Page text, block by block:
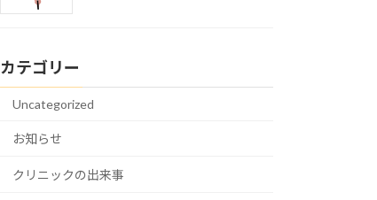
カテゴリー
Uncategorized
お知らせ
クリニックの出来事